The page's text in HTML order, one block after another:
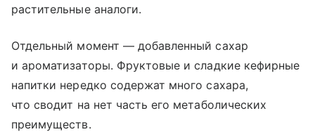
растительные аналоги.
Отдельный момент — добавленный сахар
и ароматизаторы. Фруктовые и сладкие кефирные
напитки нередко содержат много сахара,
что сводит на нет часть его метаболических
преимуществ.